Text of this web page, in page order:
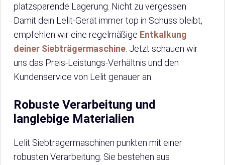
platzsparende Lagerung. Nicht zu vergessen:
Damit dein Lelit-Gerät immer top in Schuss bleibt,
empfehlen wir eine regelmäßige Entkalkung
deiner Siebträgermaschine . Jetzt schauen wir
uns das Preis-Leistungs-Verhältnis und den
Kundenservice von Lelit genauer an.
Robuste Verarbeitung und
langlebige Materialien
Lelit Siebträgermaschinen punkten mit einer
robusten Verarbeitung. Sie bestehen aus